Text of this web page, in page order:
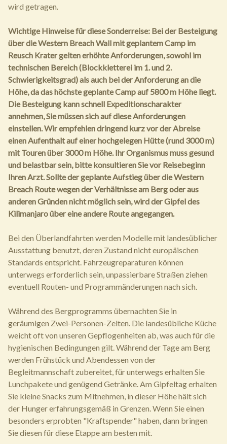
wird getragen.
Wichtige Hinweise für diese Sonderreise: Bei der Besteigung
über die Western Breach Wall mit geplantem Camp im
Reusch Krater gelten erhöhte Anforderungen, sowohl im
technischen Bereich (Blockkletterei im 1. und 2.
Schwierigkeitsgrad) als auch bei der Anforderung an die
Höhe, da das höchste geplante Camp auf 5800 m Höhe liegt.
Die Besteigung kann schnell Expeditionscharakter
annehmen, Sie müssen sich auf diese Anforderungen
einstellen.Wir empfehlen dringend kurz vor der Abreise
einen Aufenthalt auf einer hochgelegen Hütte (rund 3000 m)
mit Touren über 3000 m Höhe. Ihr Organismus muss gesund
und belastbar sein, bitte konsultieren Sie vor Reisebeginn
Ihren Arzt.Sollte der geplante Aufstieg über die Western
Breach Route wegen der Verhältnisse am Berg oder aus
anderen Gründen nicht möglich sein, wird der Gipfel des
Kilimanjaro über eine andere Route angegangen.
Bei den Überlandfahrten werden Modelle mit landesüblicher
Ausstattung benutzt, deren Zustand nicht europäischen
Standards entspricht. Fahrzeugreparaturen können
unterwegs erforderlich sein, unpassierbare Straßen ziehen
eventuell Routen- und Programmänderungen nach sich.
Während des Bergprogramms übernachten Sie in
geräumigen Zwei-Personen-Zelten. Die landesübliche Küche
weicht oft von unseren Gepflogenheiten ab, was auch für die
hygienischen Bedingungen gilt. Während der Tage am Berg
werden Frühstück und Abendessen von der
Begleitmannschaft zubereitet, für unterwegs erhalten Sie
Lunchpakete und genügend Getränke. Am Gipfeltag erhalten
Sie kleine Snacks zum Mitnehmen, in dieser Höhe hält sich
der Hunger erfahrungsgemäß in Grenzen. Wenn Sie einen
besonders erprobten "Kraftspender" haben, dann bringen
Sie diesen für diese Etappe am besten mit.